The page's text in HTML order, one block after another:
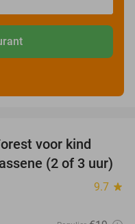
voor kind
(2 of 3 uur)
9.7 star